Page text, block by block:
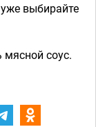
выбирайте
мясной соус.